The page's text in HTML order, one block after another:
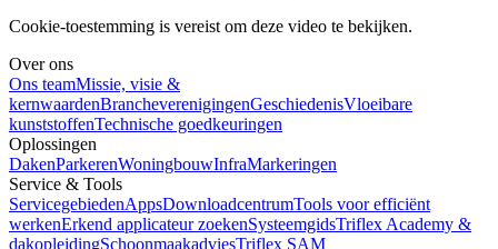
Cookie-toestemming is vereist om deze video te bekijken.
Over ons
Ons teamMissie, visie &
kernwaardenBrancheverenigingenGeschiedenisVloeibare
kunststoffenTechnische goedkeuringen
Oplossingen
DakenParkerenWoningbouwInfraMarkeringen
Service & Tools
ServicegebiedenAppsDownloadcentrumTools voor efficiënt
werkenErkend applicateur zoekenSysteemgidsTriflex Academy &
dakopleidingSchoonmaakadviesTriflex SAM